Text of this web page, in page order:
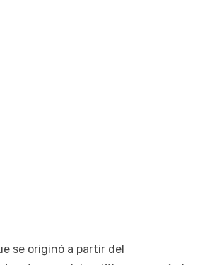
se originó a partir del